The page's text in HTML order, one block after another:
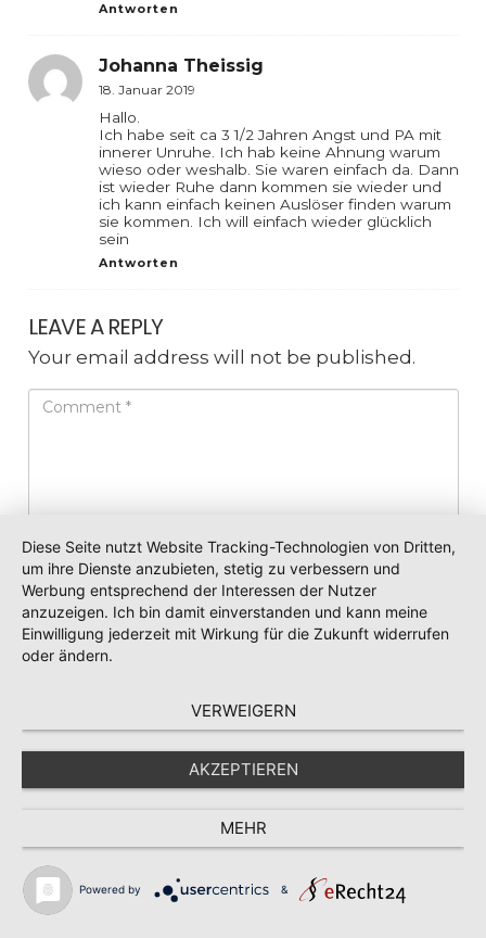
Antworten
Johanna Theissig
18. Januar 2019
Hallo.
Ich habe seit ca 3 1/2 Jahren Angst und PA mit
innerer Unruhe. Ich hab keine Ahnung warum
wieso oder weshalb. Sie waren einfach da. Dann
ist wieder Ruhe dann kommen sie wieder und
ich kann einfach keinen Auslöser finden warum
sie kommen. Ich will einfach wieder glücklich
sein
Antworten
LEAVE A REPLY
Your email address will not be published.
diesem Browser für meinen nächsten
Kommentar speichern.
Diese Seite nutzt Website Tracking-Technologien von Dritten,
um ihre Dienste anzubieten, stetig zu verbessern und
Werbung entsprechend der Interessen der Nutzer
anzuzeigen. Ich bin damit einverstanden und kann meine
Einwilligung jederzeit mit Wirkung für die Zukunft widerrufen
oder ändern.
VERWEIGERN
AKZEPTIEREN
MEHR
Powered by &